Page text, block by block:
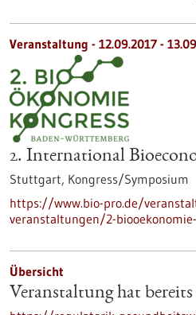
Veranstaltung - 12.09.2017 -
2. International
Stuttgart, Kongress/Symposium
https://www.bio-pro.de/
veranstaltungen/2-
Übersicht
Veranstaltung hat